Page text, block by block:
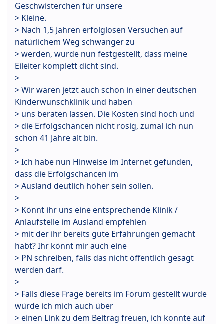
Geschwisterchen für unsere
> Kleine.
> Nach 1,5 Jahren erfolglosen Versuchen auf
natürlichem Weg schwanger zu
> werden, wurde nun festgestellt, dass meine
Eileiter komplett dicht sind.
>
> Wir waren jetzt auch schon in einer deutschen
Kinderwunschklinik und haben
> uns beraten lassen. Die Kosten sind hoch und
> die Erfolgschancen nicht rosig, zumal ich nun
schon 41 Jahre alt bin.
>
> Ich habe nun Hinweise im Internet gefunden,
dass die Erfolgschancen im
> Ausland deutlich höher sein sollen.
>
> Könnt ihr uns eine entsprechende Klinik /
Anlaufstelle im Ausland empfehlen
> mit der ihr bereits gute Erfahrungen gemacht
habt? Ihr könnt mir auch eine
> PN schreiben, falls das nicht öffentlich gesagt
werden darf.
>
> Falls diese Frage bereits im Forum gestellt wurde
würde ich mich auch über
> einen Link zu dem Beitrag freuen, ich konnte auf